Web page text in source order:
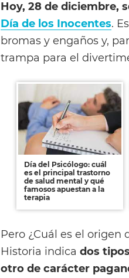
Hoy, 28 de diciembre,
Día de los Inocentes.
bromas y engaños y,
trampa para el
Día del Psicólogo: cuál
es el principal trastorno
de salud mental y qué
famosos apuestan a la
terapia
Pero ¿Cuál es el origen
Historia indica dos
otro de carácter